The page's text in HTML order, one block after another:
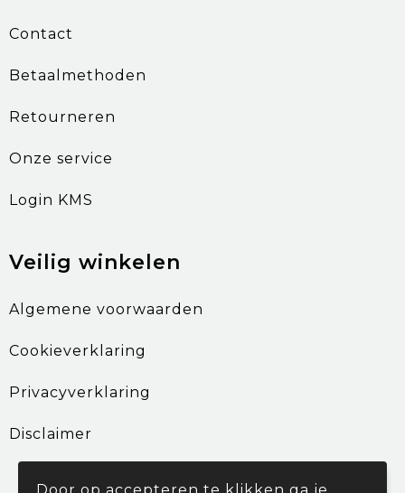
Contact
Betaalmethoden
Retourneren
Onze service
Login KMS
Veilig winkelen
Algemene voorwaarden
Cookieverklaring
Privacyverklaring
Disclaimer